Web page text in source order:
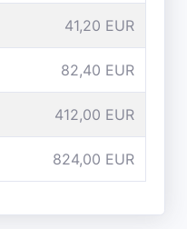
41,20 EUR
82,40 EUR
412,00 EUR
824,00 EUR